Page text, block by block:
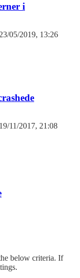
i
23/05/2019, 13:26
19/11/2017, 21:08
below criteria. If